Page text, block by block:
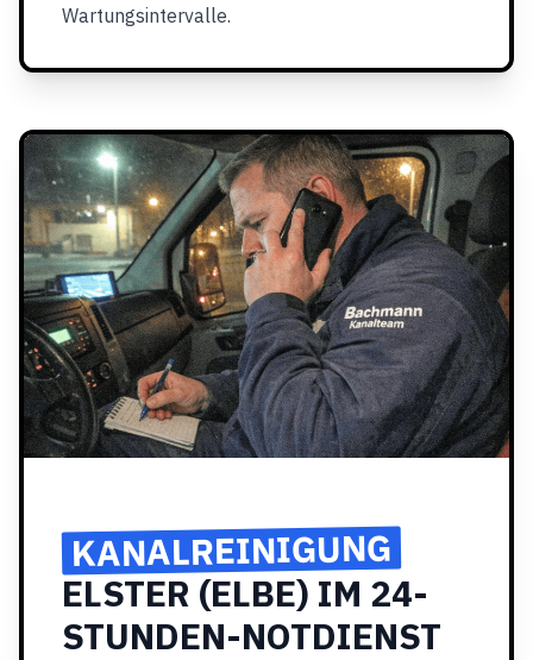
Wartungsintervalle.
KANALREINIGUNG
ELSTER (ELBE) IM 24-
STUNDEN-NOTDIENST